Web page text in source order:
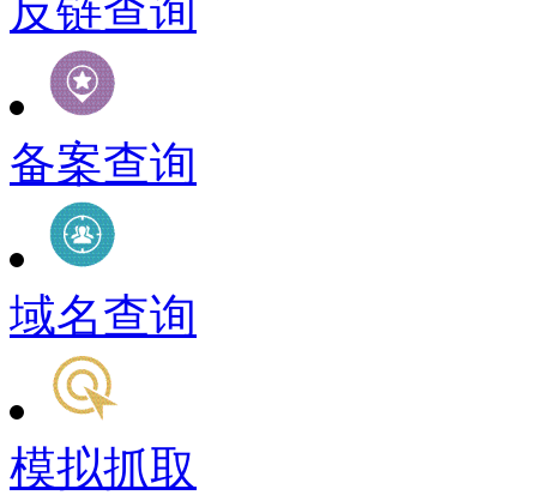
反链查询
备案查询
域名查询
模拟抓取